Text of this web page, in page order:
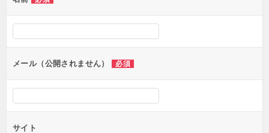
ー
シ
ンメール（公開されません） 必須
サイト